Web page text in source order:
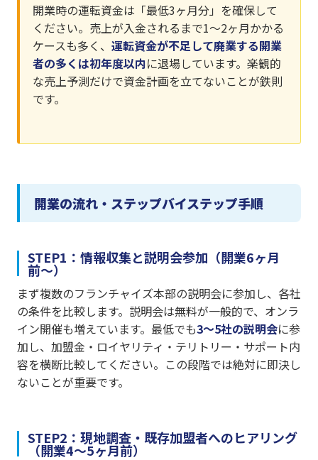
開業時の運転資金は「最低3ヶ月分」を確保して
ください。売上が入金されるまで1〜2ヶ月かかる
ケースも多く、 運転資金が不足して廃業する開業
者の多くは初年度以内に退場しています。楽観的
な売上予測だけで資金計画を立てないことが鉄則
です。
開業の流れ・ステップバイステップ手順
STEP1：情報収集と説明会参加（開業6ヶ月
前〜）
まず複数のフランチャイズ本部の説明会に参加し、各社
の条件を比較します。説明会は無料が一般的で、オンラ
イン開催も増えています。最低でも3〜5社の説明会に参
加し、加盟金・ロイヤリティ・テリトリー・サポート内
容を横断比較してください。この段階では絶対に即決し
ないことが重要です。
STEP2：現地調査・既存加盟者へのヒアリング
（開業4〜5ヶ月前）